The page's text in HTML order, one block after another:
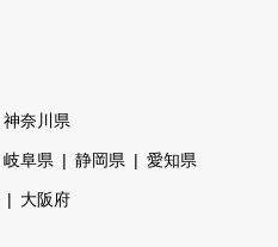
神奈川県
岐阜県 静岡県 愛知県
大阪府